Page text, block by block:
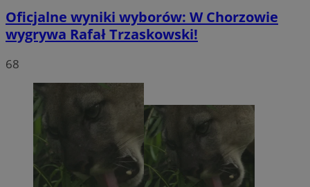
Oficjalne wyniki wyborów: W Chorzowie
wygrywa Rafał Trzaskowski!
68